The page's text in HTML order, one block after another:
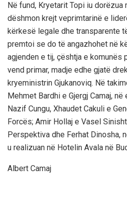
Në fund, Kryetarit Topi iu dorëzua
dëshmon krejt veprimtarinë e
kërkesë legale dhe transparente
premtoi se do të angazhohet në
agjenden e tij, çështja e komunës
vend primar, madje edhe gjatë
kryeministrin Gjukanoviq. Në
Mehmet Bardhi e Gjergj Camaj,
Nazif Cungu, Xhaudet Cakuli e
Forcës; Amir Hollaj e Vasel
Perspektiva dhe Ferhat Dinosha,
u realizuan në Hotelin Avala në
Albert Camaj